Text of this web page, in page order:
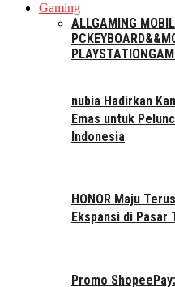
Gaming
ALLGAMING
PC
PLAYSTATION
nubia Hadirkan
Emas untuk
Indonesia
HONOR Maju
Ekspansi di Pasar
Promo